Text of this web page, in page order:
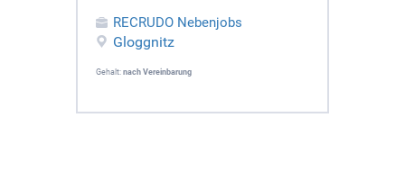
RECRUDO Nebenjobs
Gloggnitz
Gehalt: nach Vereinbarung